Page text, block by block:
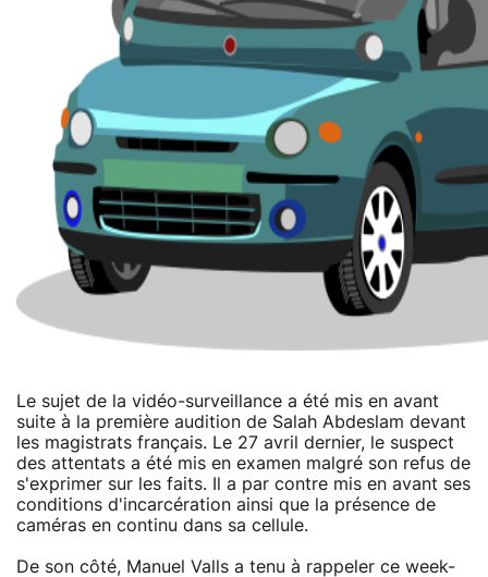
Le sujet de la vidéo-surveillance a été mis en avant
suite à la première audition de Salah Abdeslam devant
les magistrats français. Le 27 avril dernier, le suspect
des attentats a été mis en examen malgré son refus de
s'exprimer sur les faits. Il a par contre mis en avant ses
conditions d'incarcération ainsi que la présence de
caméras en continu dans sa cellule.
De son côté, Manuel Valls a tenu à rappeler ce week-